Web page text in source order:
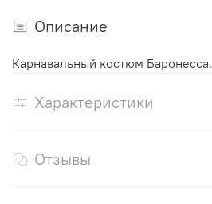
Описание
Карнавальный костюм Баронесса.
Характеристики
Отзывы